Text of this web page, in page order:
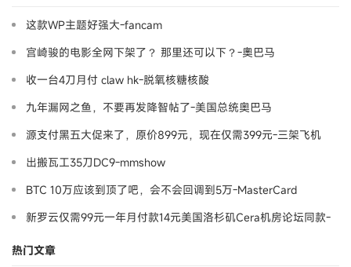
这款WP主题好强大-fancam
宫崎骏的电影全网下架了？ 那里还可以下？-奧巴马
收一台4刀月付 claw hk-脱氧核糖核酸
九年漏网之鱼，不要再发降智帖了-美国总统奥巴马
源支付黑五大促来了，原价899元，现在仅需399元-三架飞机
出搬瓦工35刀DC9-mmshow
BTC 10万应该到顶了吧，会不会回调到5万-MasterCard
新罗云仅需99元一年月付款14元美国洛杉矶Cera机房论坛同款-
热门文章